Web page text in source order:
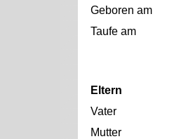
Geboren am
Taufe am
Eltern
Vater
Mutter